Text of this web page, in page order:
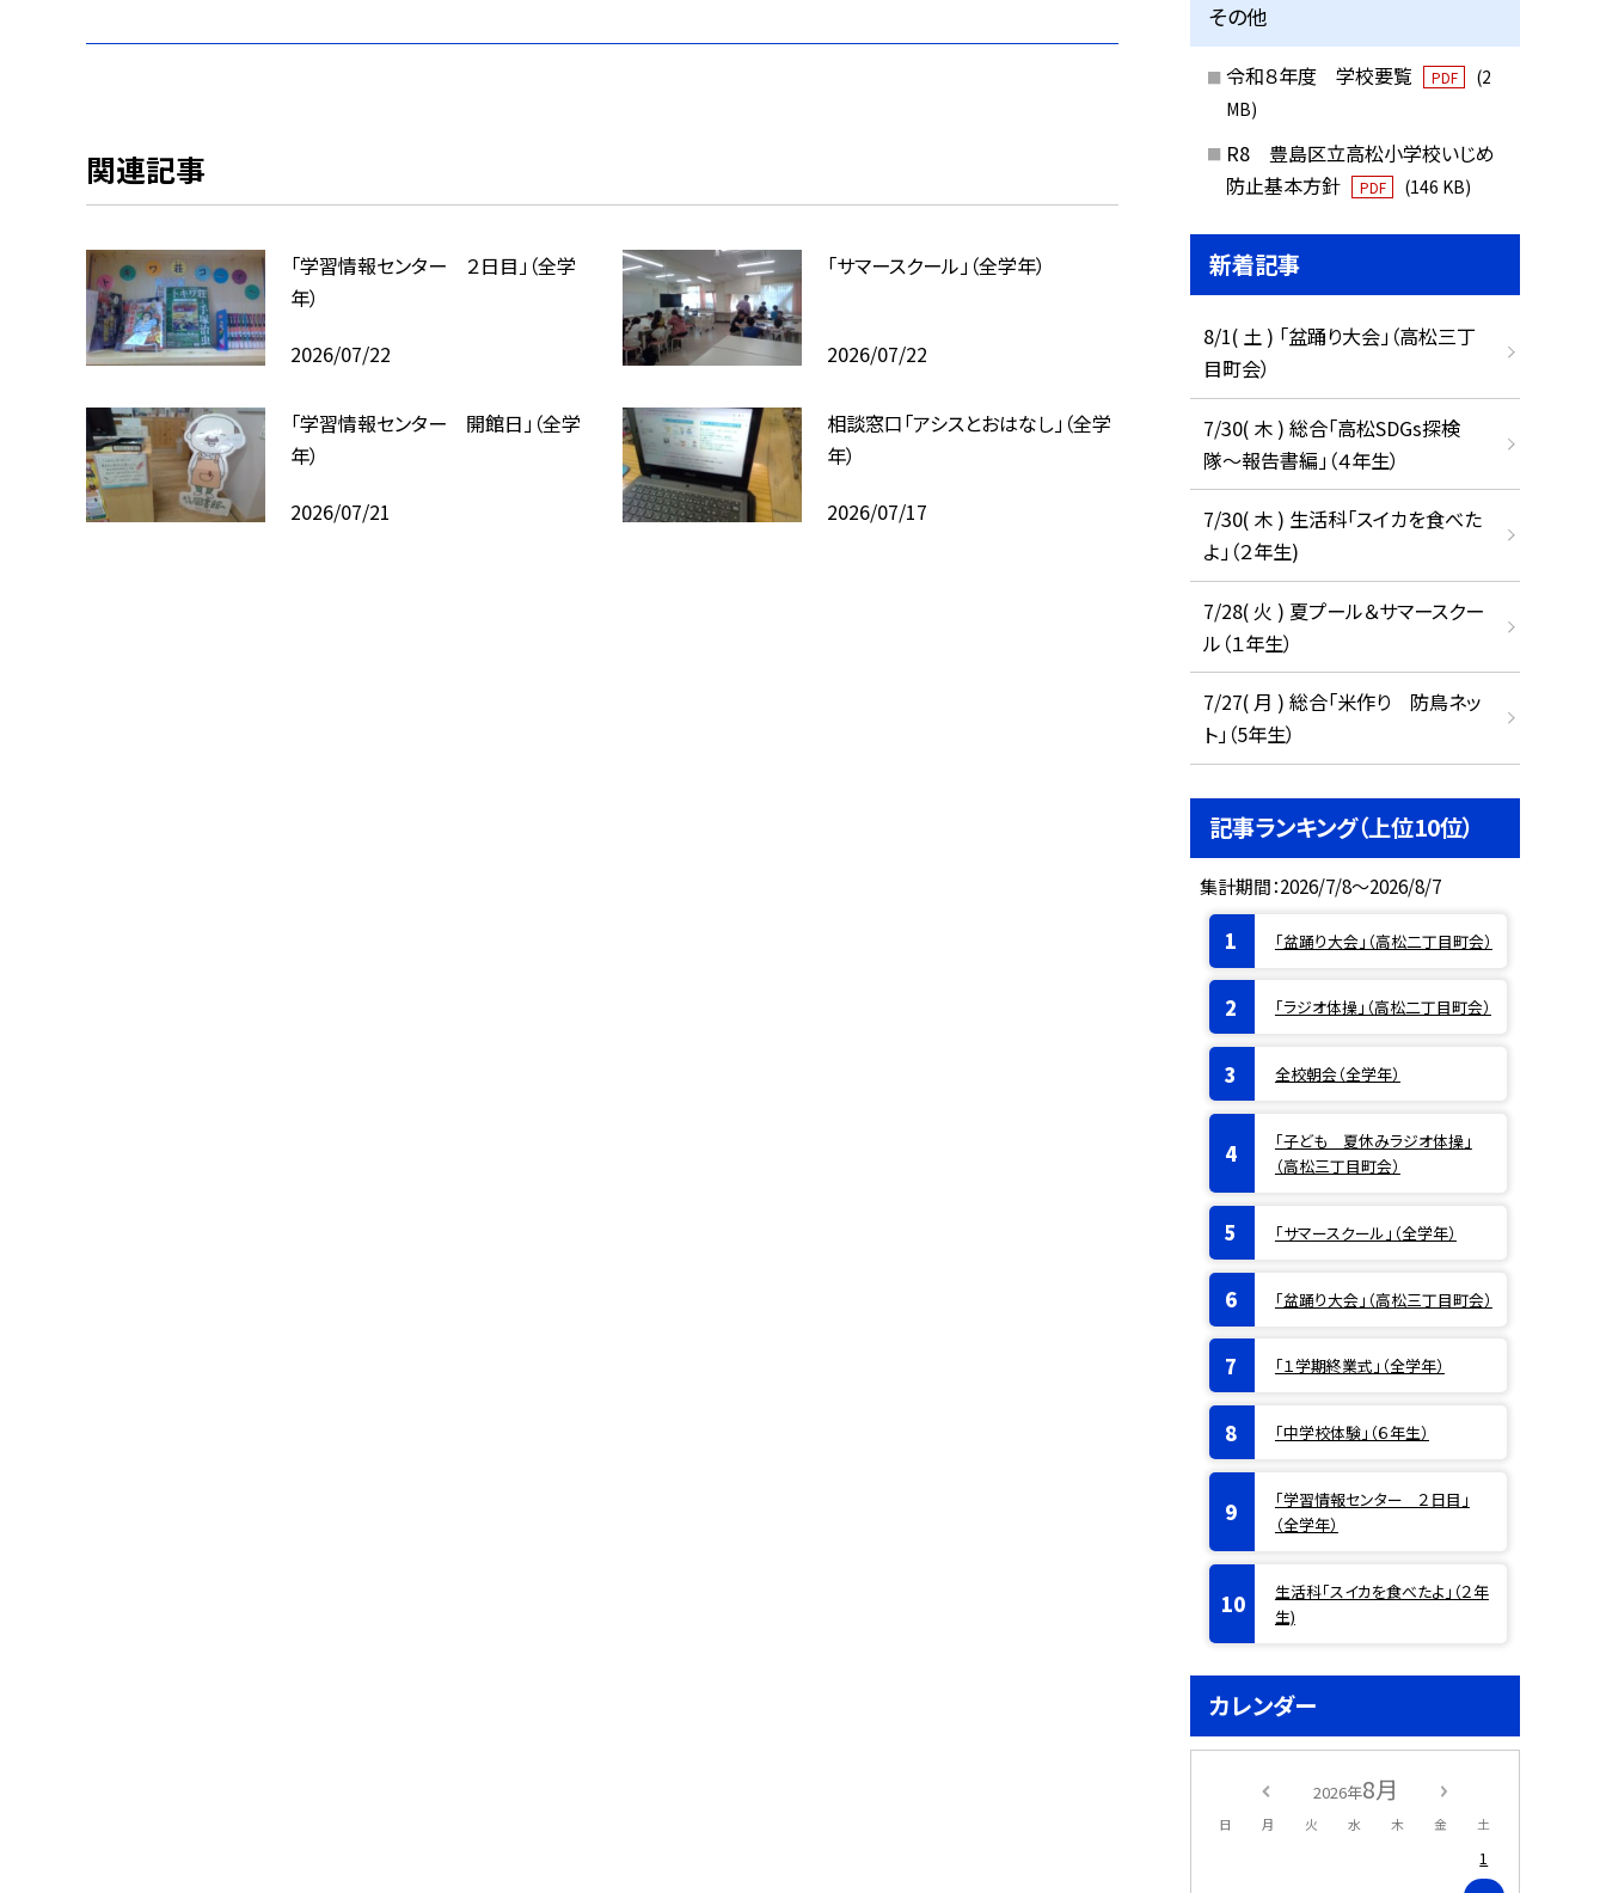
関連記事
「学習情報センター ２日目」（全学
年）
2026/07/22
「サマースクール」（全学年）
2026/07/22
「学習情報センター 開館日」（全学
年）
2026/07/21
相談窓口「アシスとおはなし」（全学
年）
2026/07/17
その他
令和８年度 学校要覧 PDF
(2
MB)
R8 豊島区立高松小学校いじめ
防止基本方針
PDF (146 KB)
新着記事
8/1( 土 ) 「盆踊り大会」（高松三丁
目町会）
7/30( 木 ) 総合「高松SDGs探検
隊〜報告書編」（４年生）
7/30( 木 ) 生活科「スイカを食べた
よ」（２年生)
7/28( 火 ) 夏プール＆サマースクー
ル（１年生）
7/27( 月 ) 総合「米作り 防鳥ネッ
ト」（5年生）
記事ランキング（上位10位）
集計期間：2026/7/8～2026/8/7
「盆踊り大会」（高松二丁目町会）
「ラジオ体操」（高松二丁目町会）
全校朝会（全学年）
「子ども 夏休みラジオ体操」
（高松三丁目町会）
「サマースクール」（全学年）
「盆踊り大会」（高松三丁目町会）
「１学期終業式」（全学年）
「中学校体験」（６年生）
「学習情報センター ２日目」
（全学年）
生活科「スイカを食べたよ」（２年
生)
カレンダー
2026年8月
日 月 火 水 木 金 土
1